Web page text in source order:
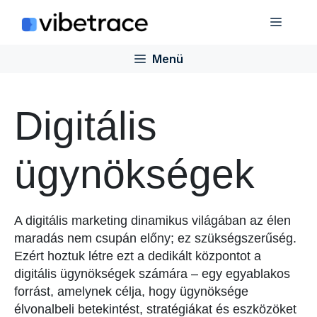
Menü
Menü
Digitális
ügynökségek
A digitális marketing dinamikus világában az élen
maradás nem csupán előny; ez szükségszerűség.
Ezért hoztuk létre ezt a dedikált központot a
digitális ügynökségek számára – egy egyablakos
forrást, amelynek célja, hogy ügynöksége
élvonalbeli betekintést, stratégiákat és eszközöket